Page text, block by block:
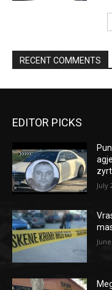
RECENT COMMENTS
EDITOR PICKS
July